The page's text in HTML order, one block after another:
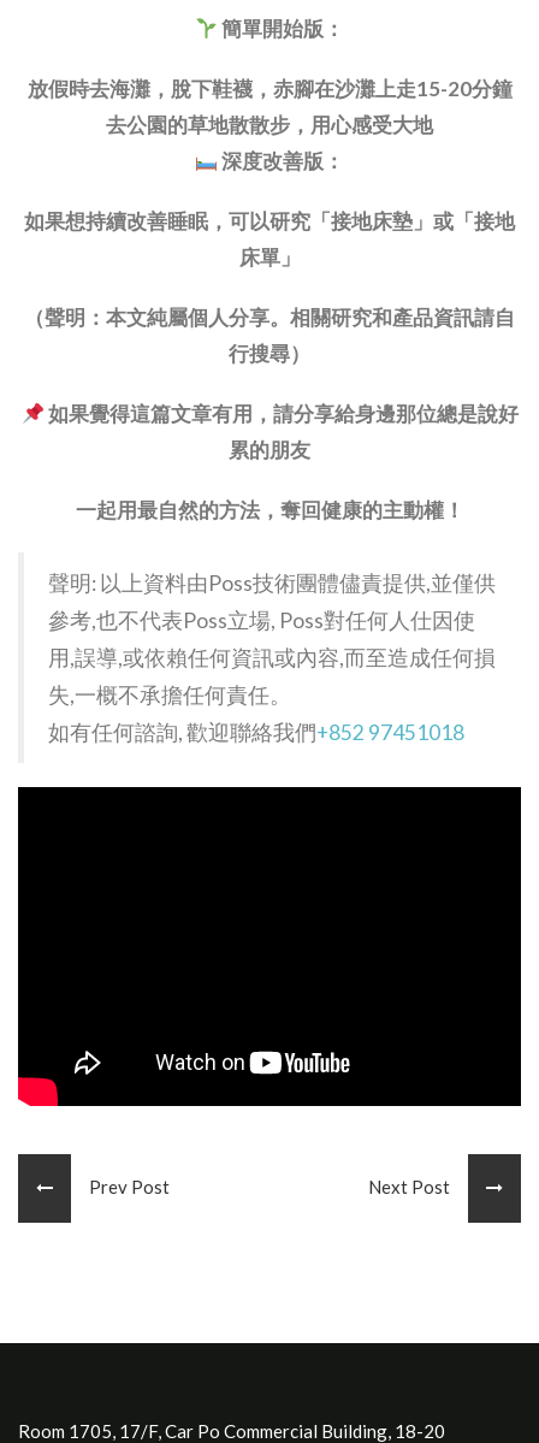
簡單開始版：
放假時去海灘，脫下鞋襪，赤腳在沙灘上走15-20分鐘
去公園的草地散散步，用心感受大地
深度改善版：
如果想持續改善睡眠，可以研究「接地床墊」或「接地
床單」
（聲明：本文純屬個人分享。相關研究和產品資訊請自
行搜尋）
如果覺得這篇文章有用，請分享給身邊那位總是說好
累的朋友
一起用最自然的方法，奪回健康的主動權！
聲明: 以上資料由Poss技術團體儘責提供,並僅供
參考,也不代表Poss立場, Poss對任何人仕因使
用,誤導,或依賴任何資訊或內容,而至造成任何損
失,一概不承擔任何責任。
如有任何諮詢, 歡迎聯絡我們+852 97451018
Prev Post Next Post
Room 1705, 17/F, Car Po Commercial Building, 18-20